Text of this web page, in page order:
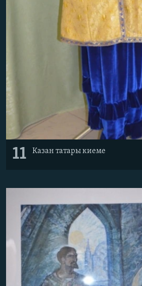
11 Казан татары киеме